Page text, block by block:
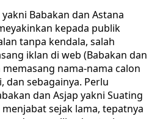
Babakan dan Astana
kepada publik
tanpa kendala, salah
iklan di web (Babakan dan
nama-nama calon
dan sebagainya. Perlu
dan Asjap yakni Suating
sejak lama, tepatnya